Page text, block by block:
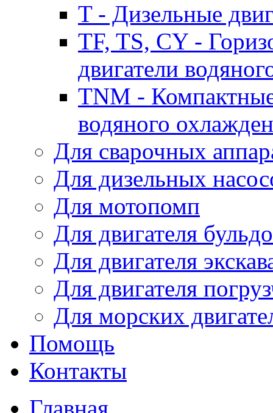
T - Дизельные
TF, TS, CY -
двигатели
TNM -
водяного
Для сварочных
Для дизельных
Для мотопомп
Для двигателя
Для двигателя
Для двигателя
Для морских
Помощь
Контакты